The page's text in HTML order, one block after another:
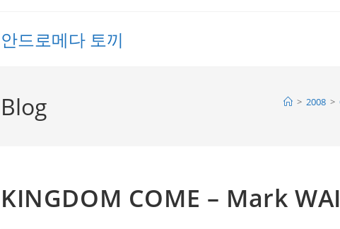
안드로메다 토끼
Blog > 2008 >
KINGDOM COME – Mark